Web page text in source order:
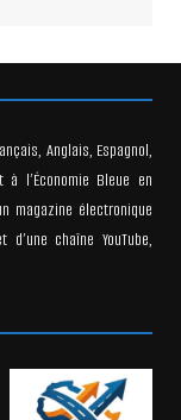
Anglais, Espagnol,
l’Économie Bleue en
magazine électronique
chaîne YouTube,